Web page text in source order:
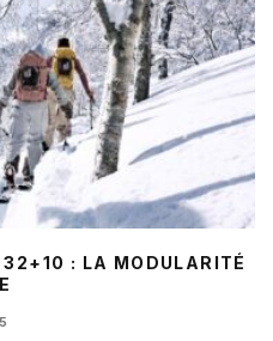
32+10 : LA MODULARITÉ